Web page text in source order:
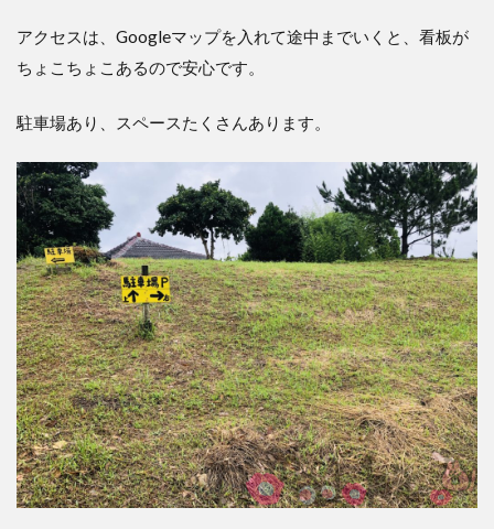
6.1
類
6.2
ご
膳、
素晴
らし
い。
6.3
一番
感激
した
の
が、
天ぷ
ら。
6.4
アクセスは、Googleマップを入れて途中までいくと、看板が
ちょこちょこあるので安心です。
駐車場あり、スペースたくさんあります。